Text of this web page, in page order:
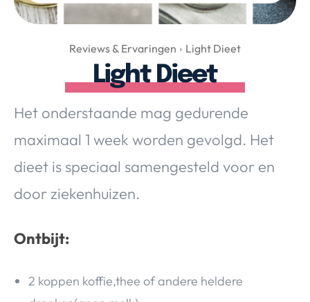
Over Valerie
Over Valerie
De Top 5
Contact
VALERIE'S CHOICE
Food & Drinks Health & Beauty
Reviews & Ervaringen Light Dieet
Light Dieet
Het onderstaande mag gedurende
maximaal 1 week worden gevolgd. Het
dieet is speciaal samengesteld voor en
door ziekenhuizen.
Ontbijt:
2 koppen koffie,thee of andere heldere